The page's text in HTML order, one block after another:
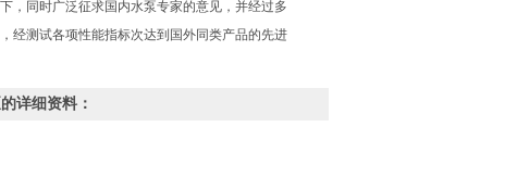
，同时广泛征求国内水泵专家的意见，并经过多
经测试各项性能指标次达到国外同类产品的先进
详细资料：